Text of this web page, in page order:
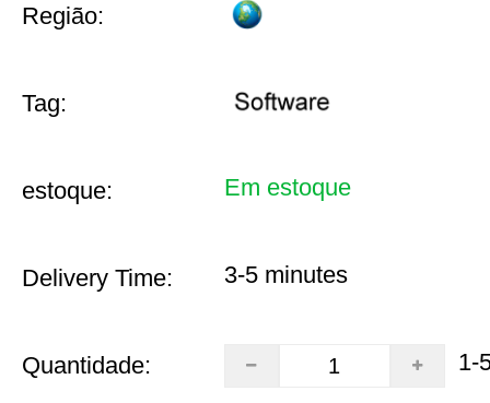
Região:
Tag:
estoque: Em estoque
Delivery Time: 3-5 minutes
Quantidade: 1-